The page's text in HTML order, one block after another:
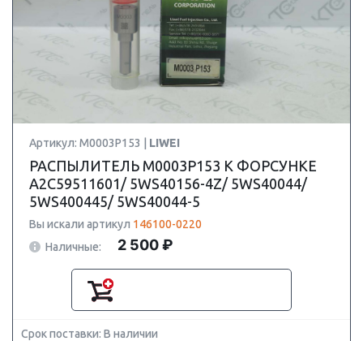
Артикул: M0003P153 | LIWEI
РАСПЫЛИТЕЛЬ M0003P153 К ФОРСУНКЕ
A2C59511601/ 5WS40156-4Z/ 5WS40044/
5WS400445/ 5WS40044-5
Вы искали артикул 146100-0220
Наличные:
2 500 ₽
Срок поставки: В наличии